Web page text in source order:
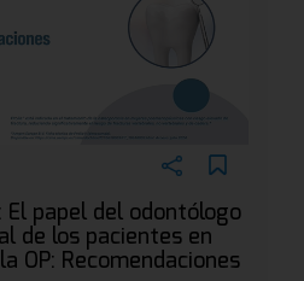
El papel del odontólogo
de los pacientes en
OP: Recomendaciones